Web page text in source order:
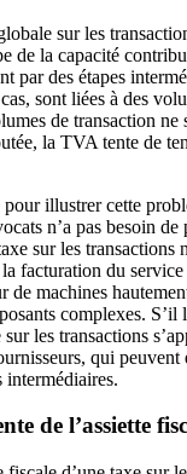
sur les
de la capacité
par des étapes
sont liées à des
de transaction ne
la TVA tente de
illustrer cette
n’a pas besoin de
sur les transactions
facturation du
de machines
complexes. S’il
les transactions
qui peuvent
intermédiaires.
de l’assiette